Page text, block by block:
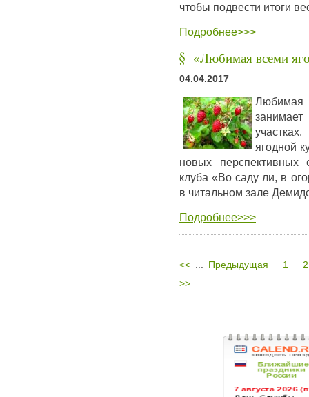
чтобы подвести итоги
Подробнее>>>
«Любимая всеми
04.04.2017
Любимая
ягодной
новых перспективных
клуба «Во саду ли, в
в читальном зале
Подробнее>>>
<< Предыдущая 1
2
>>